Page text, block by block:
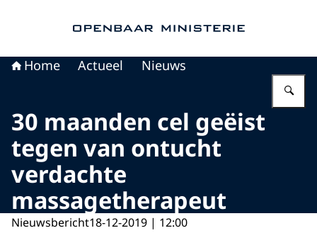
Home Actueel Nieuws
30 maanden cel geëist
tegen van ontucht
verdachte
massagetherapeut
Nieuwsbericht18-12-2019 | 12:00